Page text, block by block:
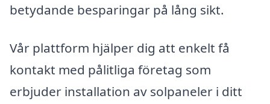
betydande besparingar på lång sikt.
Vår plattform hjälper dig att enkelt få
kontakt med pålitliga företag som
erbjuder installation av solpaneler i ditt